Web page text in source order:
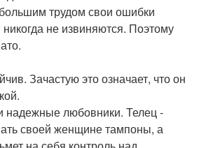
трудом свои ошибки
не извиняются. Поэтому
Зачастую это означает, что он
надежные любовники. Телец -
своей женщине тампоны, а